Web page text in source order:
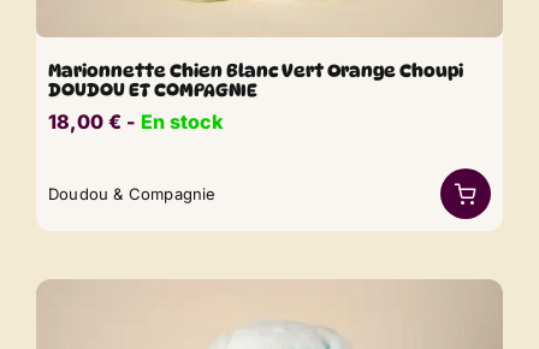
Marionnette Chien Blanc Vert Orange Choupi
DOUDOU ET COMPAGNIE
18,00 € ​​ - En stock
Doudou & Compagnie